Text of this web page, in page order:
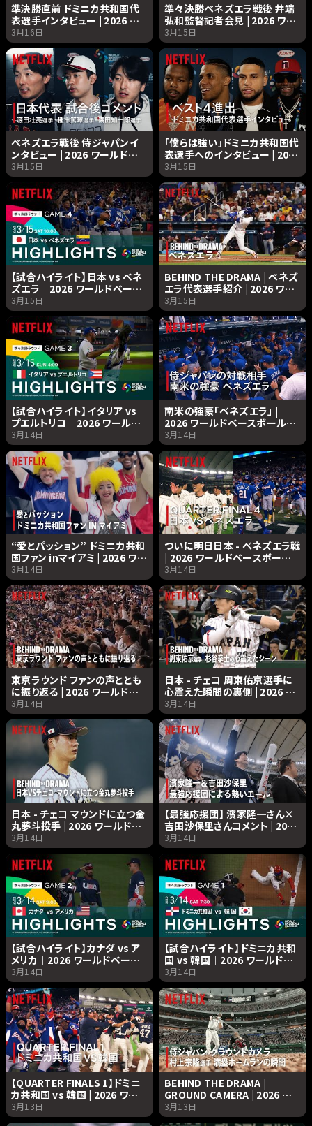
準決勝直前 ドミニカ共和国代
表選手インタビュー | 2026 ワ
ールドベースボールクラシック
| Netflix Japan
3月16日
準々決勝ベネズエラ戦後 井端
弘和監督記者会見 | 2026 ワー
ルドベースボールクラシック |
Netflix Japan
3月15日
ベネズエラ戦後 侍ジャパンイ
ンタビュー | 2026 ワールドベ
ースボールクラシック |
Netflix Japan
3月15日
「僕らは強い」ドミニカ共和国代
表選手へのインタビュー | 2026
ワールドベースボールクラシッ
ク | Netflix Japan
3月15日
【試合ハイライト】日本 vs ベネ
ズエラ｜2026 ワールドベース
ボールクラシック | Netflix
Japan
3月15日
BEHIND THE DRAMA | ベネズ
エラ代表選手紹介 | 2026 ワー
ルドベースボールクラシック |
Netflix Japan
3月15日
【試合ハイライト】イタリア vs
プエルトリコ｜2026 ワールド
ベースボールクラシック |
Netflix Japan
3月14日
南米の強豪「ベネズエラ」 |
2026 ワールドベースボールク
ラシック | Netflix Japan
3月14日
“愛とパッション” ドミニカ共和
国ファン inマイアミ | 2026 ワー
ルドベースボールクラシック |
Netflix Japan
3月14日
ついに明日日本 - ベネズエラ戦
| 2026 ワールドベースボール
クラシック | Netflix Japan
3月14日
東京ラウンド ファンの声ととも
に振り返る | 2026 ワールドベ
ースボールクラシック |
Netflix Japan
3月14日
日本 - チェコ 周東佑京選手に
心震えた瞬間の裏側 | 2026 ワ
ールドベースボールクラシック
| Netflix Japan
3月14日
日本 - チェコ マウンドに立つ金
丸夢斗投手 | 2026 ワールドベ
ースボールクラシック |
Netflix Japan
3月14日
【最強応援団】 濱家隆一さん×
吉田沙保里さんコメント | 2026
ワールドベースボールクラシッ
ク | Netflix Japan
3月14日
【試合ハイライト】カナダ vs ア
メリカ｜2026 ワールドベース
ボールクラシック | Netflix
Japan
3月14日
【試合ハイライト】ドミニカ共和
国 vs 韓国｜2026 ワールドベ
ースボールクラシック |
Netflix Japan
3月14日
【QUARTER FINALS 1】ドミニ
カ共和国 vs 韓国 | 2026 ワー
ルドベースボールクラシック |
Netflix Japan
3月13日
BEHIND THE DRAMA |
GROUND CAMERA | 2026 ワ
ールドベースボールクラシック
| Netflix Japan
3月13日